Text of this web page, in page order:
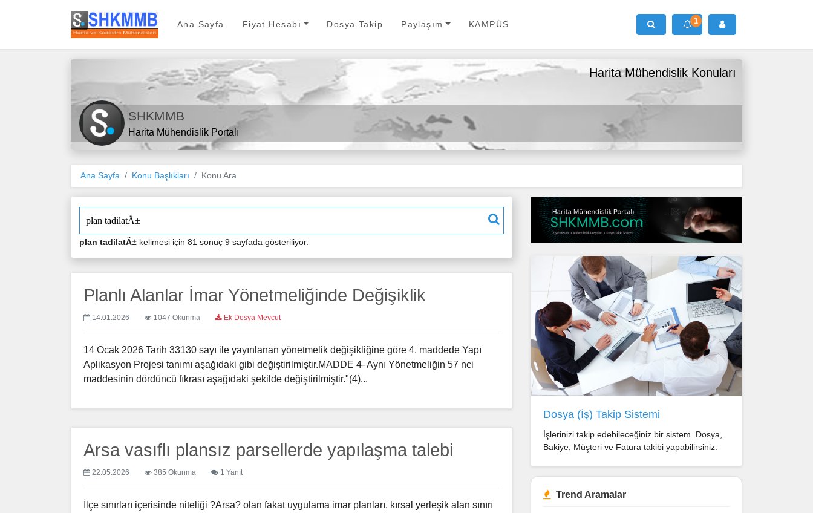
SHKMMB
Ana Sayfa Fiyat Hesabı Dosya Takip Paylaşım KAMPÜS Ara 1
Harita Mühendislik Konuları
SHKMMB
Harita Mühendislik Portalı
Ana Sayfa Konu Başlıkları Konu Ara
plan tadilatÄ± kelimesi için 81 sonuç 9 sayfada gösteriliyor.
Planlı Alanlar İmar Yönetmeliğinde Değişiklik
14.01.2026 1047 Okunma Ek Dosya Mevcut
14 Ocak 2026 Tarih 33130 sayı ile yayınlanan yönetmelik değişikliğine göre 4. maddede Yapı
Aplikasyon Projesi tanımı aşağıdaki gibi değiştirilmiştir.MADDE 4- Aynı Yönetmeliğin 57 nci
maddesinin dördüncü fıkrası aşağıdaki şekilde değiştirilmiştir."(4)...
Arsa vasıflı plansız parsellerde yapılaşma talebi
22.05.2026 385 Okunma 1 Yanıt
İlçe sınırları içerisinde niteliği ?Arsa? olan fakat uygulama imar planları, kırsal yerleşik alan sınırı
Dosya (İş) Takip Sistemi
İşlerinizi takip edebileceğiniz bir sistem. Dosya,
Bakiye, Müşteri ve Fatura takibi yapabilirsiniz.
Trend Aramalar